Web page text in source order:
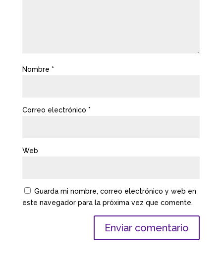
Nombre *
Correo electrónico *
Web
Guarda mi nombre, correo electrónico y web en
este navegador para la próxima vez que comente.